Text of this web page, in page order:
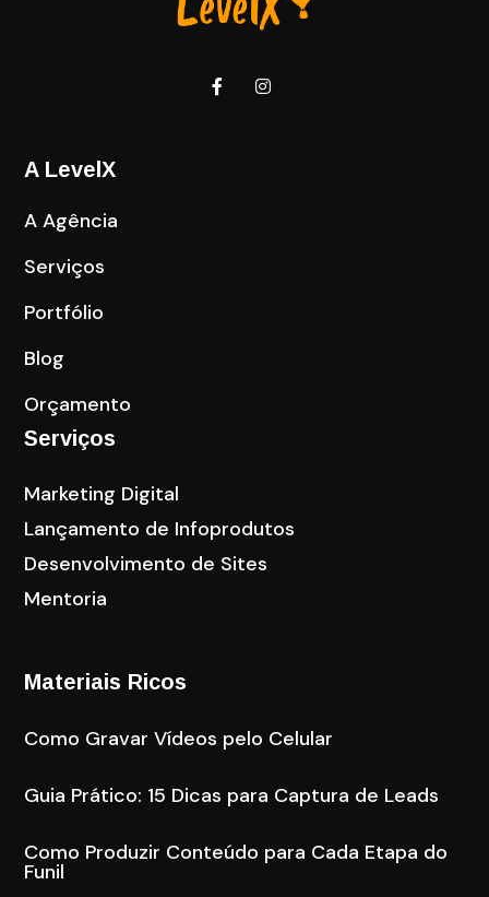
A LevelX
A Agência
Serviços
Portfólio
Blog
Orçamento
Serviços
Marketing Digital
Lançamento de Infoprodutos
Desenvolvimento de Sites
Mentoria
Materiais Ricos
Como Gravar Vídeos pelo Celular
Guia Prático: 15 Dicas para Captura de Leads
Como Produzir Conteúdo para Cada Etapa do
Funil